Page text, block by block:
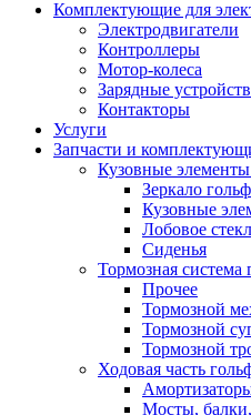
Комплектующие для
Электродвигатели
Контроллеры
Мотор-колеса
Зарядные
Контакторы
Услуги
Запчасти и
Кузовные элементы
Зеркало
Кузовные
Лобовое
Сиденья
Тормозная система
Прочее
Тормозной
Тормозной
Тормозной
Ходовая часть
Мосты, балки,